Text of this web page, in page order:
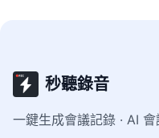
秒聽錄音
一鍵生成會議記錄 · AI